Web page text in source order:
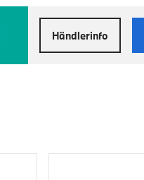
Händlerinfo